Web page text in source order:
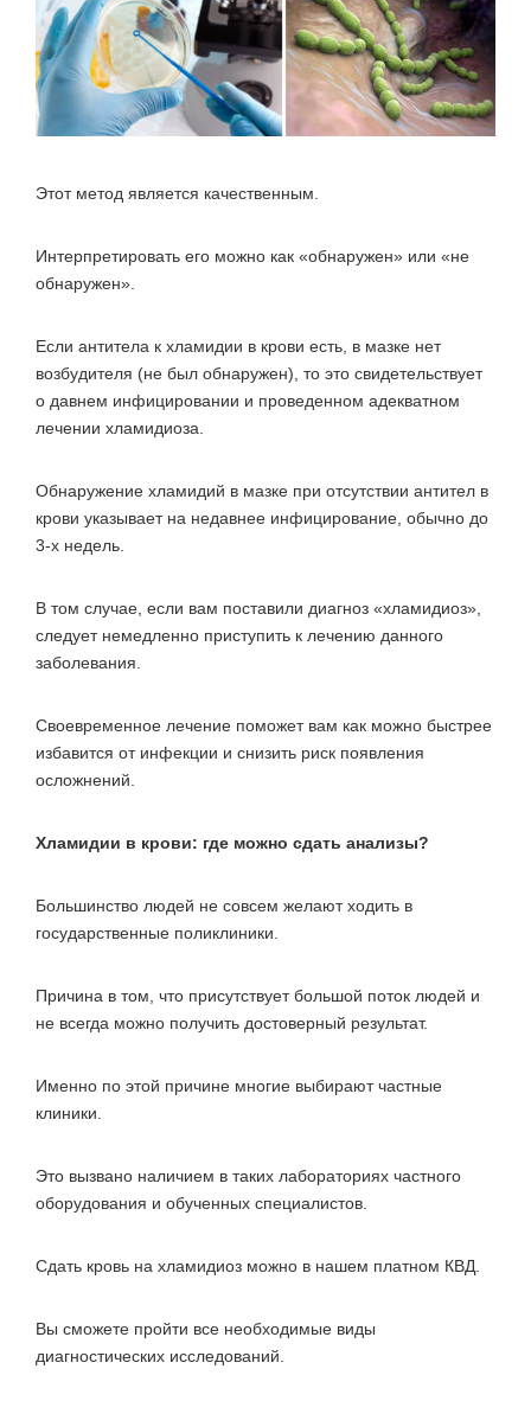
Этот метод является качественным.
Интерпретировать его можно как «обнаружен» или «не
обнаружен».
Если антитела к хламидии в крови есть, в мазке нет
возбудителя (не был обнаружен), то это свидетельствует
о давнем инфицировании и проведенном адекватном
лечении хламидиоза.
Обнаружение хламидий в мазке при отсутствии антител в
крови указывает на недавнее инфицирование, обычно до
3-х недель.
В том случае, если вам поставили диагноз «хламидиоз»,
следует немедленно приступить к лечению данного
заболевания.
Своевременное лечение поможет вам как можно быстрее
избавится от инфекции и снизить риск появления
осложнений.
Хламидии в крови: где можно сдать анализы?
Большинство людей не совсем желают ходить в
государственные поликлиники.
Причина в том, что присутствует большой поток людей и
не всегда можно получить достоверный результат.
Именно по этой причине многие выбирают частные
клиники.
Это вызвано наличием в таких лабораториях частного
оборудования и обученных специалистов.
Сдать кровь на хламидиоз можно в нашем платном КВД.
Вы сможете пройти все необходимые виды
диагностических исследований.